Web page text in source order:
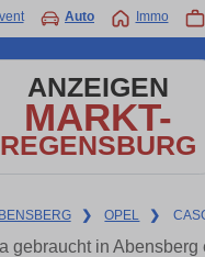
Auto Immo
ANZEIGEN
MARKT-
REGENSBURG
❯ OPEL ❯
gebraucht in Abensberg